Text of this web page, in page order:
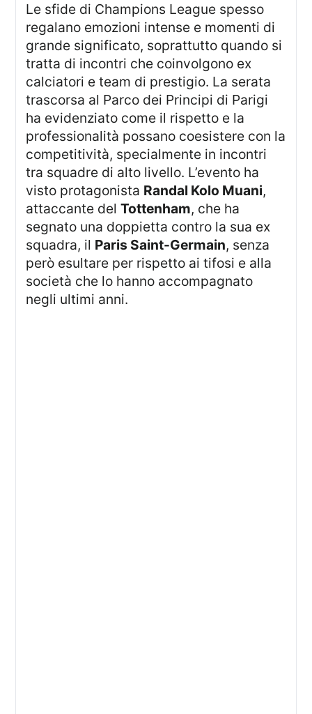
Le sfide di Champions League spesso
regalano emozioni intense e momenti di
grande significato, soprattutto quando si
tratta di incontri che coinvolgono ex
calciatori e team di prestigio. La serata
trascorsa al Parco dei Principi di Parigi
ha evidenziato come il rispetto e la
professionalità possano coesistere con la
competitività, specialmente in incontri
tra squadre di alto livello. L’evento ha
visto protagonista Randal Kolo Muani,
attaccante delTottenham, che ha
segnato una doppietta contro la sua ex
squadra, il Paris Saint-Germain, senza
però esultare per rispetto ai tifosi e alla
società che lo hanno accompagnato
negli ultimi anni.